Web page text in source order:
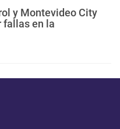
y Montevideo City
fallas en la